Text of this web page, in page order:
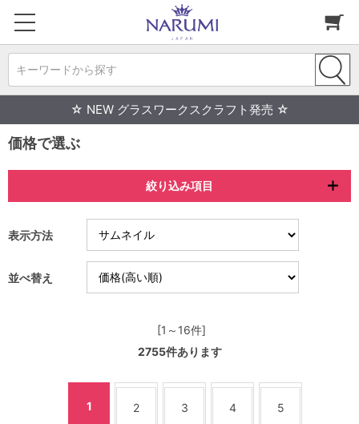
キーワードから探す
☆ NEW グラスワークスクラフト発売 ☆
価格で選ぶ
絞り込み項目
表示方法
並べ替え
[1～16件]
2755件あります
1 2 3 4 5